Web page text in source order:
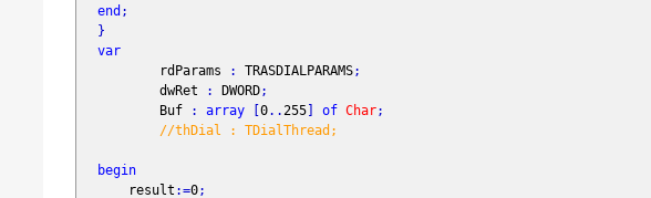
end ;
}
var
rdParams
: TRASDIALPARAMS;
dwRet
: DWORD;
Buf
: array 0. .255 of Char;
//thDial : TDialThread;
begin
result :=0;